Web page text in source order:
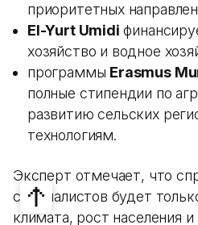
приоритетных
El-Yurt Umidi
хозяйство и водное
программы Erasmus
полные стипендии по
развитию сельских
технологиям.
Эксперт отмечает, что
специалистов будет
климата, рост населения